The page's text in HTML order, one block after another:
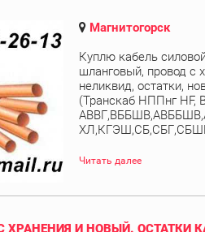
Магнитогорск
Куплю кабель
шланговый, провод с
неликвид, остатки,
(Транскаб НППнг HF,
Читать далее
ХРАНЕНИЯ И НОВЫЙ. ОСТАТКИ